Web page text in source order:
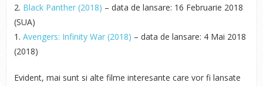
2. Black Panther (2018) – data de lansare: 16 Februarie 2018
(SUA)
1. Avengers: Infinity War (2018) – data de lansare: 4 Mai 2018
(2018)
Evident, mai sunt si alte filme interesante care vor fi lansate